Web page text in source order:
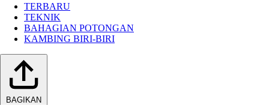
TERBARU
TEKNIK
BAHAGIAN POTONGAN
KAMBING BIRI-BIRI
BAGIKAN